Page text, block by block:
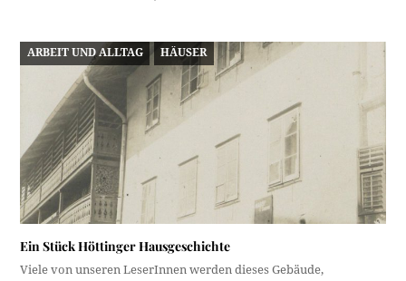
ARBEIT UND ALLTAG HÄUSER
Ein Stück Höttinger Hausgeschichte
Viele von unseren LeserInnen werden dieses Gebäude,